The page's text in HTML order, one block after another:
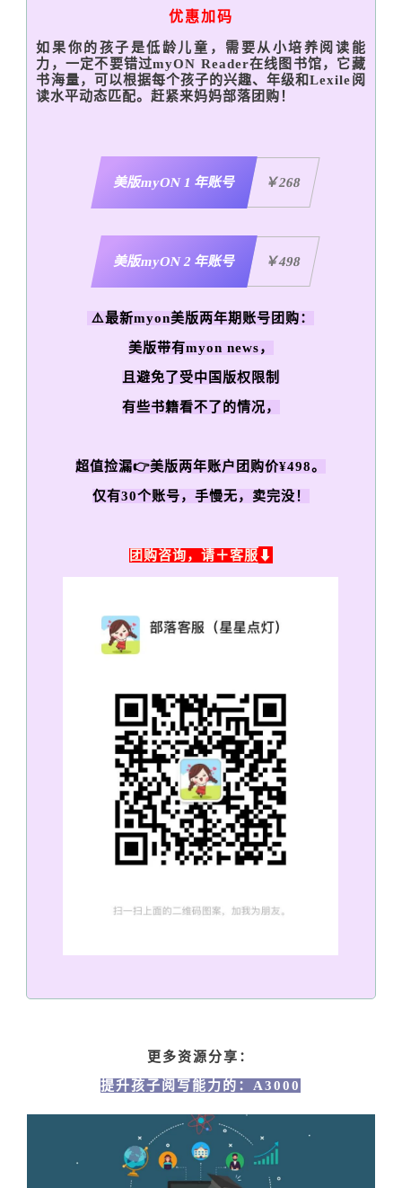
优惠加码
如果你的孩子是低龄儿童，需要从小培养阅读能
力，一定不要错过myON Reader在线图书馆，它藏
书海量，可以根据每个孩子的兴趣、年级和Lexile阅
读水平动态匹配。赶紧来妈妈部落团购！
美版myON 1 年账号 ￥268
美版myON 2 年账号 ￥498
⚠️最新myon美版两年期账号团购：
美版带有myon news，
且避免了受中国版权限制
有些书籍看不了的情况，
超值捡漏👉美版两年账户团购价¥498。
仅有30个账号，手慢无，卖完没！
团购咨询，请＋客服⬇
更多资源分享：
提升孩子阅写能力的：A3000